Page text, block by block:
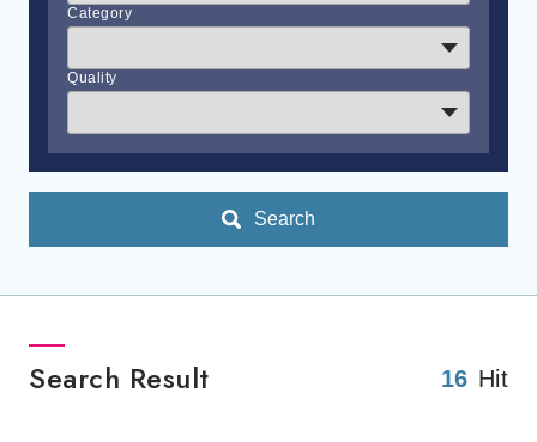
Category
Quality
Search
Search Result 16 Hit